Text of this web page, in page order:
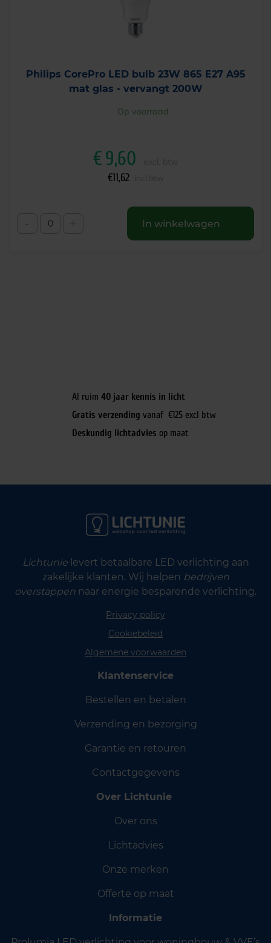
Philips CorePro LED bulb 23W 865 E27 A95
mat glas - vervangt 200W
Op voorraad
€9,60
€11,62
In winkelwagen
Al ruim 40 jaar kennis in licht
Gratis verzending vanaf €125 excl btw
Deskundig lichtadvies op maat
Lichtunielevert betaalbare LED verlichting aan
zakelijke klanten. Wij helpen bedrijven
overstappen naar energie besparende verlichting.
Privacy policy
Cookiebeleid
Algemene voorwaarden
Klantenservice
Bestellen en betalen
Verzending en bezorging
Garantie en retouren
Contactgegevens
Over Lichtunie
Over ons
Lichtadvies
Onze merken
Offerte op maat
Informatie